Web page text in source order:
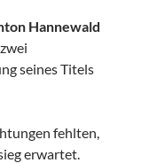
Hannewald
seines Titels
fehlten,
erwartet.